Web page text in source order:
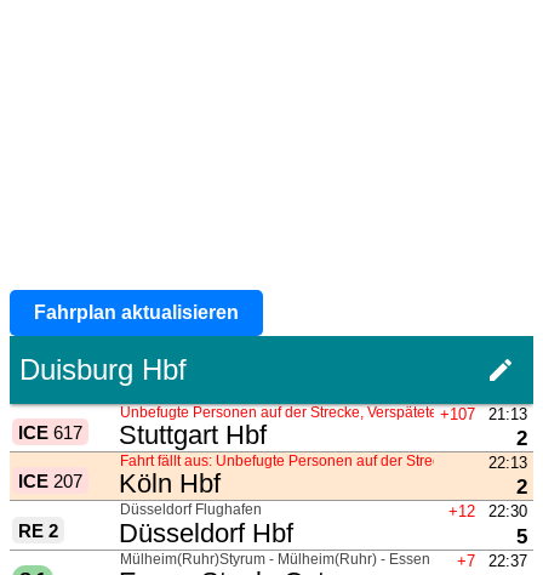
Fahrplan aktualisieren